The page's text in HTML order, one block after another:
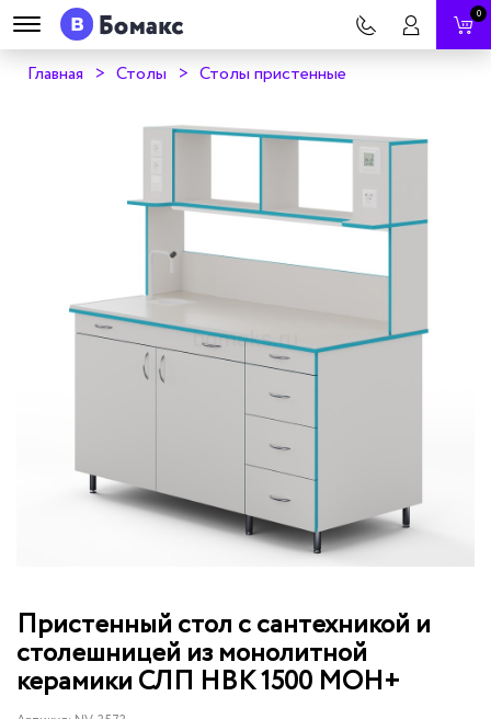
0
Главная Столы Столы пристенные
Пристенный стол с сантехникой и
столешницей из монолитной
керамики СЛП НВК 1500 МОН+